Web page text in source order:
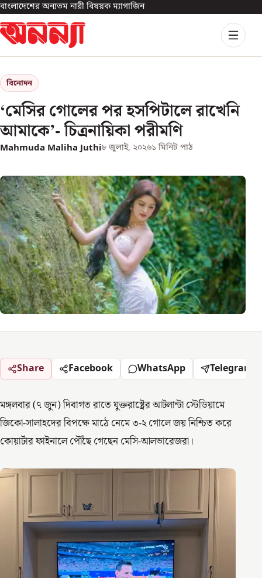
বাংলাদেশের অন্যতম নারী বিষয়ক ম্যাগাজিন
বিনোদন
‘মেসির গোলের পর হসপিটালে রাখেনি
আমাকে’- চিত্রনায়িকা পরীমণি
Mahmuda Maliha Juthi৮ জুলাই, ২০২৬১ মিনিট পাঠ
Share Facebook WhatsApp Telegram
মঙ্গলবার (৭ জুন) দিবাগত রাতে যুক্তরাষ্ট্রের আটলান্টা স্টেডিয়ামে
জিকো-সালাহদের বিপক্ষে মাঠে নেমে ৩-২ গোলে জয় নিশ্চিত করে
কোয়ার্টার ফাইনালে পৌঁছে গেছেন মেসি-আলভারেজরা।